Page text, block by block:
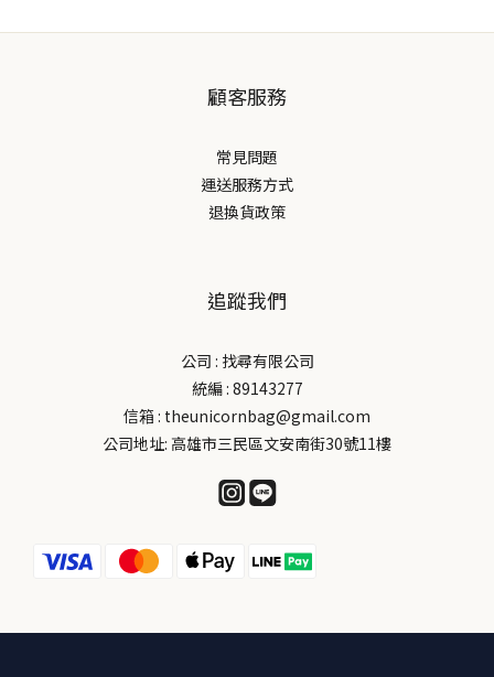
顧客服務
常見問題
運送服務方式
退換貨政策
追蹤我們
公司 : 找尋有限公司
統編 : 89143277
信箱 : theunicornbag@gmail.com
公司地址: 高雄市三民區文安南街30號11樓